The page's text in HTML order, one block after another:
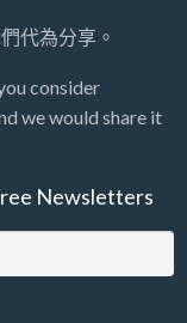
代為分享。
consider
we would share it
Newsletters